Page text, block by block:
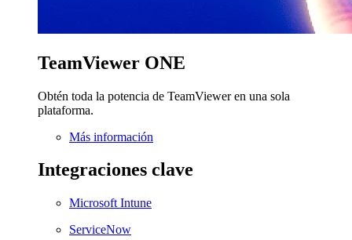
TeamViewer ONE
Obtén toda la potencia de TeamViewer en una sola
plataforma.
Más información
Integraciones clave
Microsoft Intune
ServiceNow